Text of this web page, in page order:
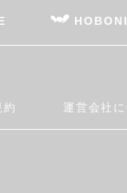
約 運営会社